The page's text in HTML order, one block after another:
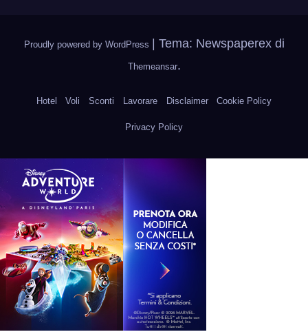
Proudly powered by WordPress Tema: Newspaperex di
Themeansar.
Hotel Voli Sconti Lavorare Disclaimer Cookie Policy
Privacy Policy